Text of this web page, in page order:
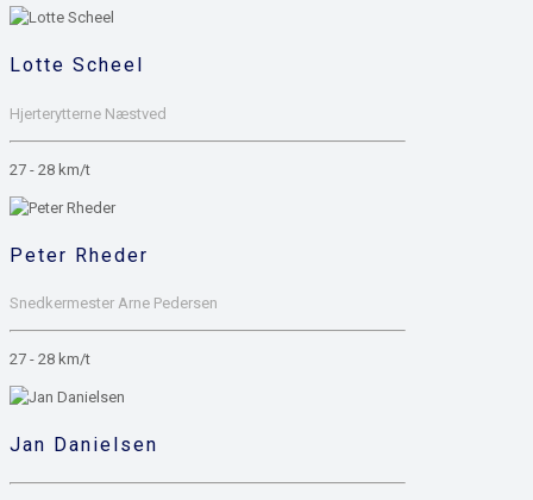
Lotte Scheel
Hjerterytterne Næstved
27 - 28 km/t
Peter Rheder
Snedkermester Arne Pedersen
27 - 28 km/t
Jan Danielsen